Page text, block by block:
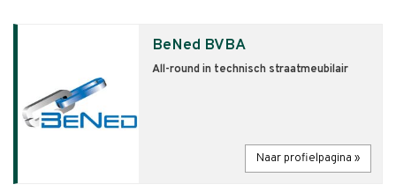
BeNed BVBA
All-round in technisch straatmeubilair
Naar profielpagina »